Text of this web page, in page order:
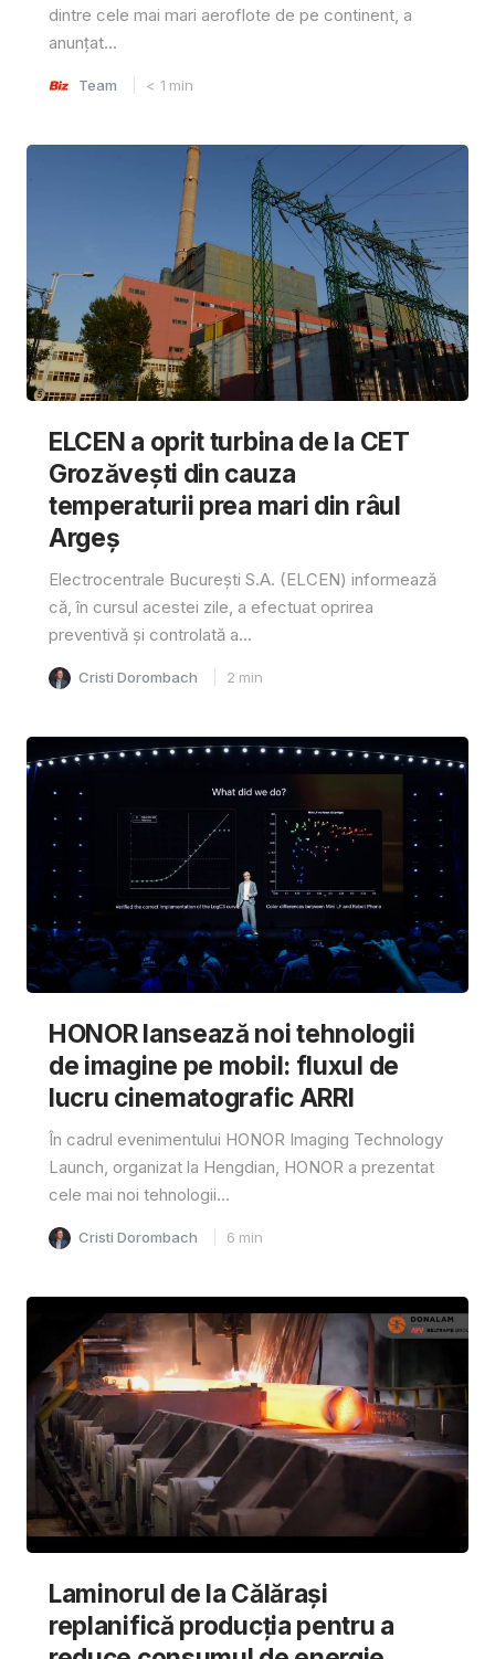
dintre cele mai mari aeroflote de pe continent, a
anunțat...
Team < 1 min
ELCEN a oprit turbina de la CET
Grozăvești din cauza
temperaturii prea mari din râul
Argeș
Electrocentrale București S.A. (ELCEN) informează
că, în cursul acestei zile, a efectuat oprirea
preventivă și controlată a...
Cristi Dorombach 2 min
HONOR lansează noi tehnologii
de imagine pe mobil: fluxul de
lucru cinematografic ARRI
În cadrul evenimentului HONOR Imaging Technology
Launch, organizat la Hengdian, HONOR a prezentat
cele mai noi tehnologii...
Cristi Dorombach 6 min
Laminorul de la Călărași
replanifică producția pentru a